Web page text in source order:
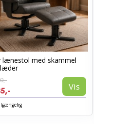
lænestol med skammel
Vis